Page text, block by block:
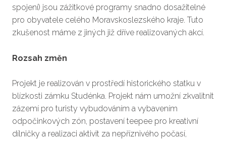
spojení) jsou zážitkové programy snadno dosažitelné
pro obyvatele celého Moravskoslezského kraje. Tuto
zkušenost máme z jiných již dříve realizovaných akcí.
Rozsah změn
Projekt je realizován v prostředí historického statku v
blízkosti zámku Studénka. Projekt nám umožní zkvalitnit
zázemí pro turisty vybudováním a vybavením
odpočinkových zón, postavení teepee pro kreativní
dílničky a realizaci aktivit za nepříznivého počasí,